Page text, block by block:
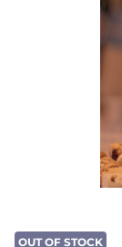
OUT OF STOCK